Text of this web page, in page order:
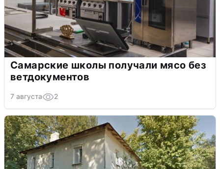
Самарские школы получали мясо без
ветдокументов
7 августа 2